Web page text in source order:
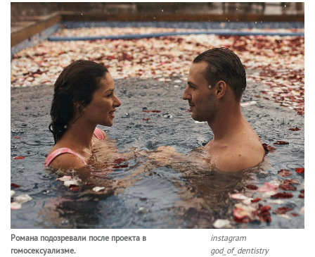
Романа подозревали после проекта в
гомосексуализме.
instagram
god_of_dentistry